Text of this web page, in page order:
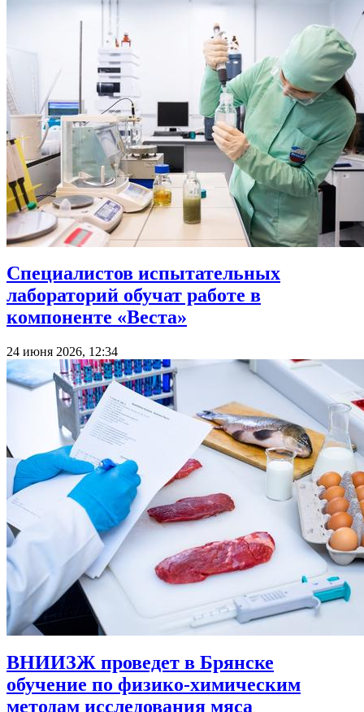
Специалистов испытательных
лабораторий обучат работе в
компоненте «Веста»
24 июня 2026, 12:34
ВНИИЗЖ проведет в Брянске
обучение по физико-химическим
методам исследования мяса